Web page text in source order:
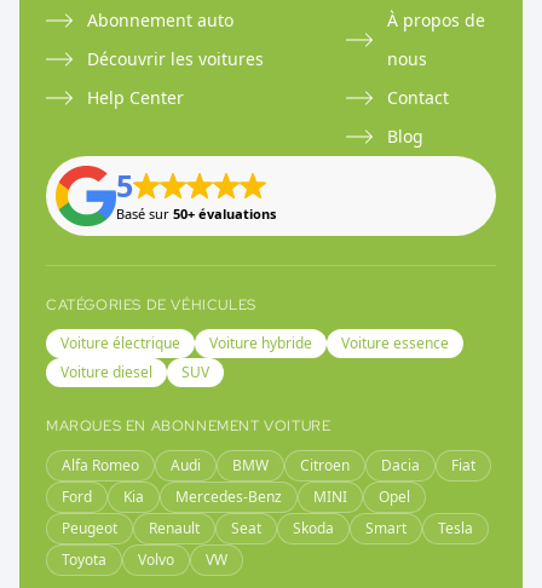
Abonnement auto
Découvrir les voitures
Help Center
À propos de
nous
Contact
Blog
5
Basé sur 50+ évaluations
CATÉGORIES DE VÉHICULES
Voiture électrique Voiture hybride
Voiture essence
Voiture diesel
SUV
MARQUES EN ABONNEMENT VOITURE
Alfa Romeo Audi BMW Citroen Dacia
Fiat
Ford
Kia Mercedes-Benz MINI
Opel
Peugeot
Renault Seat Skoda Smart
Tesla
Toyota
Volvo VW